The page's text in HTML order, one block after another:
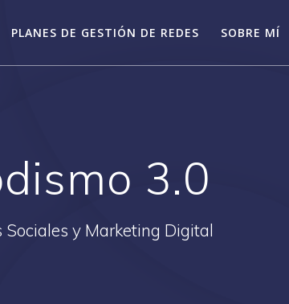
PLANES DE GESTIÓN DE REDES SOBRE MÍ
3.0
Sociales y Marketing Digital